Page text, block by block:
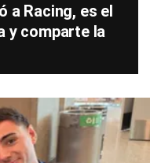
a Racing, es el
y comparte la